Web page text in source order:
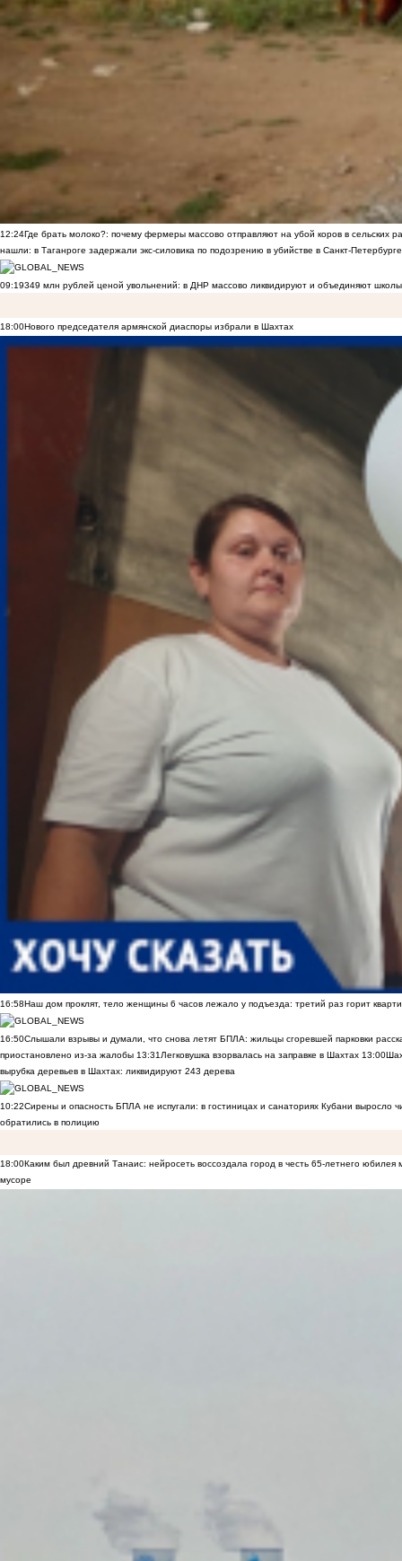
12:24Где брать молоко?: почему фермеры массово отправляют на убой коров в сельских
нашли: в Таганроге задержали экс-силовика по подозрению в убийстве в Санкт-Петербурге
09:19349 млн рублей ценой увольнений: в ДНР массово ликвидируют и объединяют
18:00Нового председателя армянской диаспоры избрали в Шахтах
16:58Наш дом проклят, тело женщины 6 часов лежало у подъезда: третий раз горит
16:50Слышали взрывы и думали, что снова летят БПЛА: жильцы сгоревшей парковки
приостановлено из-за жалобы 13:31Легковушка взорвалась на заправке в Шахтах 13:00
вырубка деревьев в Шахтах: ликвидируют 243 дерева
10:22Сирены и опасность БПЛА не испугали: в гостиницах и санаториях Кубани выросло
обратились в полицию
18:00Каким был древний Танаис: нейросеть воссоздала город в честь 65-летнего юбилея
мусоре